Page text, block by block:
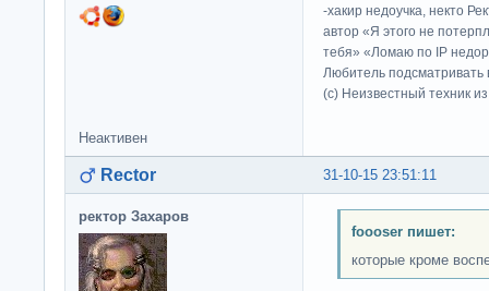
-хакир недоучка, некто
автор «Я этого не
тебя» «Ломаю по IP
Любитель подсматривать
(c) Неизвестный техник
Неактивен
31-10-15 23:51:11
Rector
ректор Захаров
foooser пишет:
которые кроме